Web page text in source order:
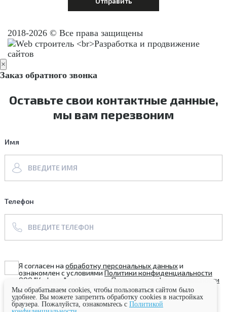
2018-2026 © Все права защищены
×
Заказ обратного звонка
Оставьте свои контактные данные,
мы вам перезвоним
Имя
Телефон
Я согласен наобработку персональных данныхи
ознакомлен с условиямиПолитики конфиденциальности
ООО "Куформ" и условиями Политики конфиденциальности
ООО «Агентство путешествий «Вокруг света»
Мы обрабатываем cookies, чтобы пользоваться сайтом было
удобнее. Вы можете запретить обработку cookies в настройках
браузера. Пожалуйста, ознакомьтесь с Политикой